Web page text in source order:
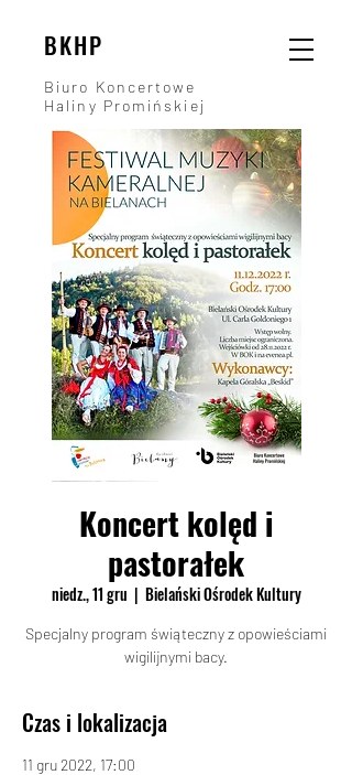
BKHP
Biuro Koncertowe
Haliny Promińskiej
Koncert kolęd i
pastorałek
niedz., 11 gru
  |
Bielański Ośrodek Kultury
Specjalny program świąteczny z opowieściami
wigilijnymi bacy.
Czas i lokalizacja
11 gru 2022, 17:00